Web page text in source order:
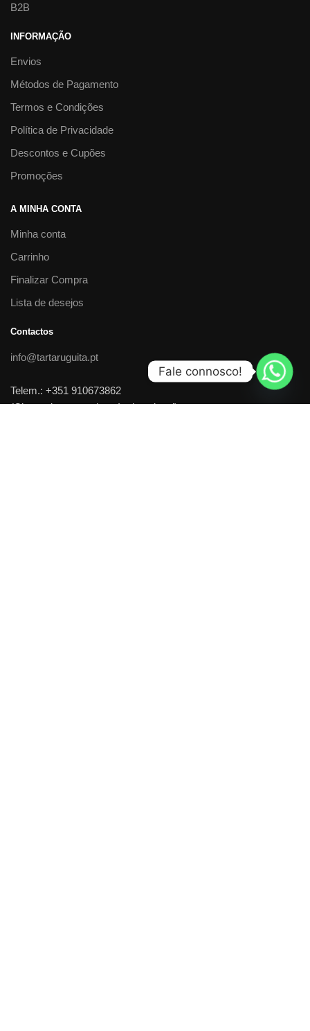
B2B
INFORMAÇÃO
Envios
Métodos de Pagamento
Termos e Condições
Política de Privacidade
Descontos e Cupões
Promoções
A MINHA CONTA
Minha conta
Carrinho
Finalizar Compra
Lista de desejos
Contactos
info@tartaruguita.pt
Telem.: +351 910673862
(Chamada para rede móvel nacional)
Fale connosco!